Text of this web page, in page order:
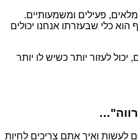
פעילים ומשמעותיים.
כלי שבעזרתו אנחנו יכולים
לעזור יותר כשיש לו יותר
לעשות ואיך אתם צריכים לחיות